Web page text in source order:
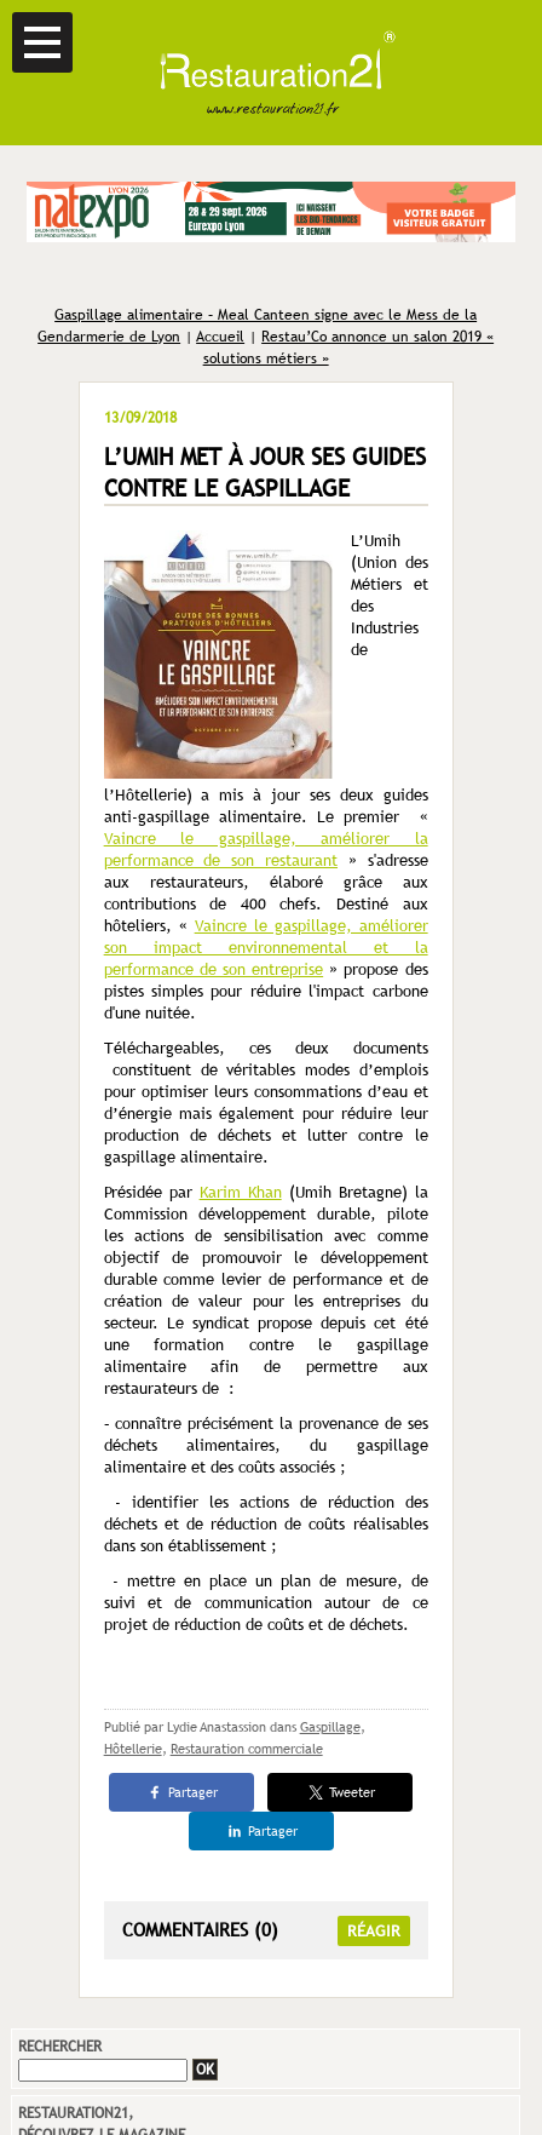
Gaspillage alimentaire – Meal Canteen signe avec le Mess de la
Gendarmerie de Lyon |Accueil | Restau’Co annonce un salon 2019 «
solutions métiers »
13/09/2018
L’UMIH MET À JOUR SES GUIDES
CONTRE LE GASPILLAGE
L’Umih
(Union des
Métiers et
des
Industries
de
l’Hôtellerie) a mis à jour ses deux guides
anti-gaspillage alimentaire. Le premier «
Vaincre le gaspillage, améliorer la
performance de son restaurant » s'adresse
aux restaurateurs, élaboré grâce aux
contributions de 400 chefs. Destiné aux
hôteliers, « Vaincre le gaspillage, améliorer
son impact environnemental et la
performance de son entreprise » propose des
pistes simples pour réduire l'impact carbone
d'une nuitée.
Téléchargeables, ces deux documents
constituent de véritables modes d’emplois
pour optimiser leurs consommations d’eau et
d’énergie mais également pour réduire leur
production de déchets et lutter contre le
gaspillage alimentaire.
Présidée par Karim Khan(Umih Bretagne) la
Commission développement durable, pilote
les actions de sensibilisation avec comme
objectif de promouvoir le développement
durable comme levier de performance et de
création de valeur pour les entreprises du
secteur. Le syndicat propose depuis cet été
une formation contre le gaspillage
alimentaire afin de permettre aux
restaurateurs de :
– connaître précisément la provenance de ses
déchets alimentaires, du gaspillage
alimentaire et des coûts associés ;
- identifier les actions de réduction des
déchets et de réduction de coûts réalisables
dans son établissement ;
- mettre en place un plan de mesure, de
suivi et de communication autour de ce
projet de réduction de coûts et de déchets.
Publié par Lydie Anastassion dans Gaspillage,
Hôtellerie, Restauration commerciale
Partager Tweeter
Partager
COMMENTAIRES (0) RÉAGIR
RECHERCHER
RESTAURATION21,